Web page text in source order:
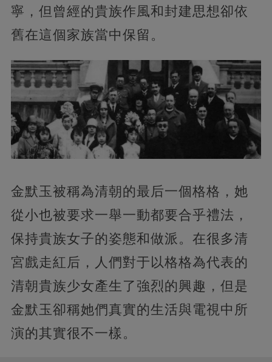
寧，但曾經的貴族作風和封建思想卻依
舊在這個家族當中保留。
金默玉被稱為清朝的最后一個格格，她
從小也被要求一舉一動都要合乎禮法，
保持貴族女子的姿態和做派。在很多清
宮戲走紅后，人們對于以格格為代表的
清朝貴族少女產生了強烈的興趣，但是
金默玉卻稱她們真實的生活與電視中所
演的其實很不一樣。